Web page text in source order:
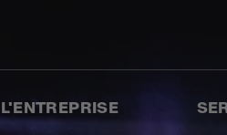
L'ENTREPRISE